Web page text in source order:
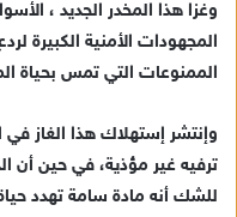
إ
ل
ك
ر
و
وغزا هذا المخدر الجديد ،
المجهودات الأمنية الكبيرة
الممنوعات التي تمس بحياة
وإنتشر إستهلاك هذا الغاز
ترفيه غير مؤذية، في حين أن
للشك أنه مادة سامة تهدد